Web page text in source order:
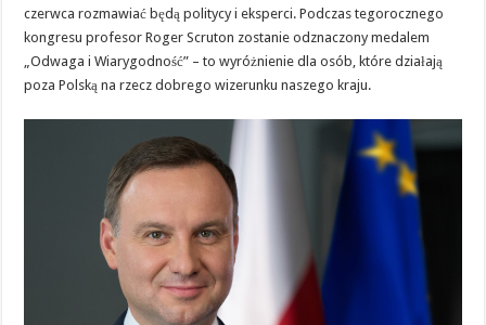
czerwca rozmawiać będą politycy i eksperci. Podczas tegorocznego
kongresu profesor Roger Scruton zostanie odznaczony medalem
„Odwaga i Wiarygodność” – to wyróżnienie dla osób, które działają
poza Polską na rzecz dobrego wizerunku naszego kraju.